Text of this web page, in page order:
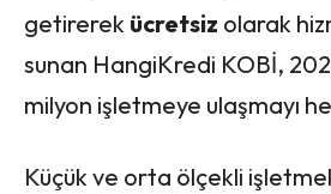
getirerek ücretsiz olarak
sunan HangiKredi KOBİ,
milyon işletmeye ulaşmayı
Küçük ve orta ölçekli